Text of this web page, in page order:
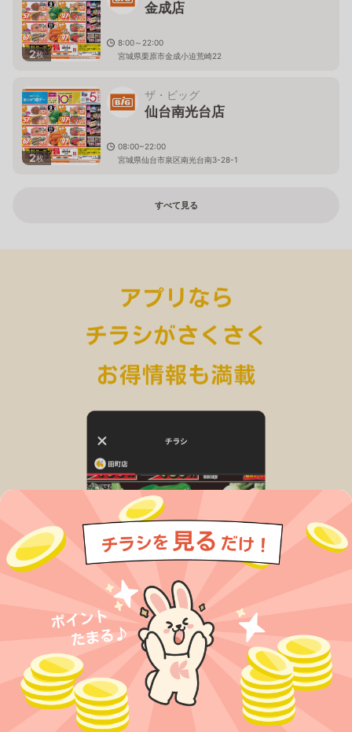
2枚
金成店
8:00～22:00
宮城県栗原市金成小迫荒崎22
2枚
ザ・ビッグ
仙台南光台店
08:00~22:00
宮城県仙台市泉区南光台南3-28-1
すべて見る